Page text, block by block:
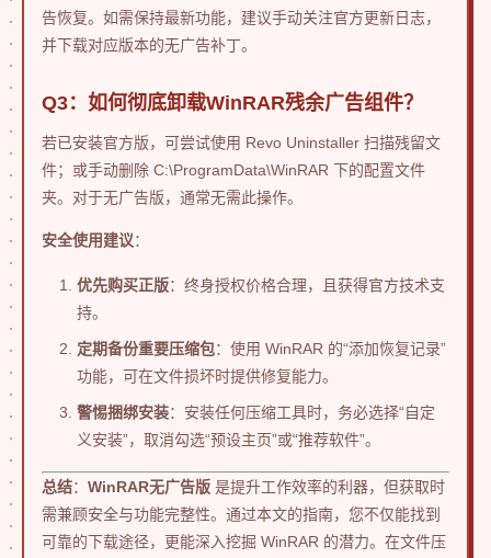
告恢复。如需保持最新功能，建议手动关注官方更新日志，
并下载对应版本的无广告补丁。
Q3：如何彻底卸载WinRAR残余广告组件？
若已安装官方版，可尝试使用 Revo Uninstaller 扫描残留文
件；或手动删除 C:\ProgramData\WinRAR 下的配置文件
夹。对于无广告版，通常无需此操作。
安全使用建议：
优先购买正版：终身授权价格合理，且获得官方技术支
持。
定期备份重要压缩包：使用 WinRAR 的“添加恢复记录”
功能，可在文件损坏时提供修复能力。
警惕捆绑安装：安装任何压缩工具时，务必选择“自定
义安装”，取消勾选“预设主页”或“推荐软件”。
总结： WinRAR无广告版 是提升工作效率的利器，但获取时
需兼顾安全与功能完整性。通过本文的指南，您不仅能找到
可靠的下载途径，更能深入挖掘 WinRAR 的潜力。在文件压